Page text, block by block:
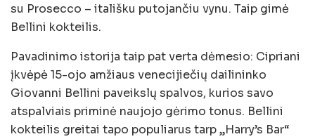
su Prosecco – itališku putojančiu vynu. Taip gimė
Bellini kokteilis.
Pavadinimo istorija taip pat verta dėmesio: Cipriani
įkvėpė 15-ojo amžiaus venecijiečių dailininko
Giovanni Bellini paveikslų spalvos, kurios savo
atspalviais priminė naujojo gėrimo tonus. Bellini
kokteilis greitai tapo populiarus tarp „Harry’s Bar“